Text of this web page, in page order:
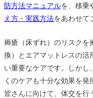
防方法マニュアルを、移乗
え方・実践方法をあわせて
褥瘡（床ずれ）のリスクを
換）とエアマットレスの活
い重要なケアです。しかし
くのケアも十分な効果を
皆さんに向けて、体交を行